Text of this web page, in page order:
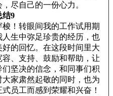
尽自己的一份心力。
结9
！转眼间我的工作试用期
生中弥足珍贵的经历，也
的回忆。在这段时间里大
、支持、鼓励和帮助，让
坚决的信念，和同事们积
家肃然起敬的同时，也为
员工而感到荣耀和兴奋！